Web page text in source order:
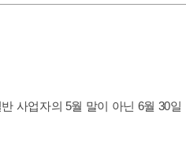
사업자의 5월 말이 아닌 6월 30일